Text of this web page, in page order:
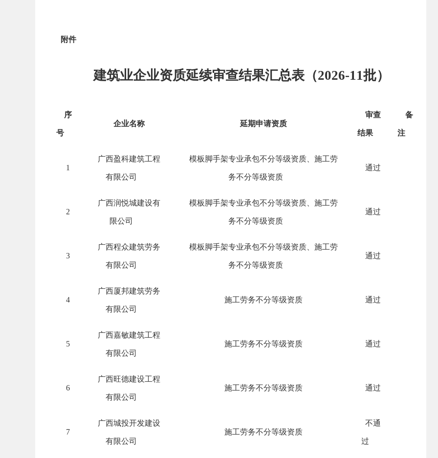
附件
建筑业企业资质延续审查结果汇总表（2026-11批）
序
号
企业名称 延期申请资质
审查
结果
备
注
1
广西盈科建筑工程
有限公司
模板脚手架专业承包不分等级资质、施工劳
务不分等级资质
通过
2
广西润悦城建设有
限公司
模板脚手架专业承包不分等级资质、施工劳
务不分等级资质
通过
3
广西程众建筑劳务
有限公司
模板脚手架专业承包不分等级资质、施工劳
务不分等级资质
通过
4
广西厦邦建筑劳务
有限公司
施工劳务不分等级资质 通过
5
广西嘉敏建筑工程
有限公司
施工劳务不分等级资质 通过
6
广西旺德建设工程
有限公司
施工劳务不分等级资质 通过
7
广西城投开发建设
有限公司
施工劳务不分等级资质
不通
过